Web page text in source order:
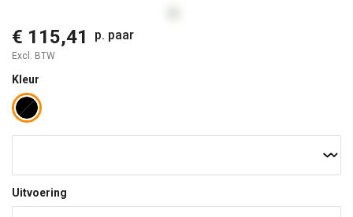
€ 115,41 p. paar
Excl. BTW
Kleur
Uitvoering